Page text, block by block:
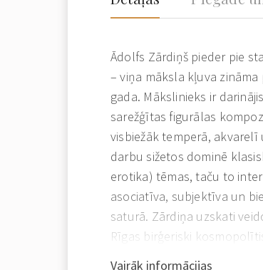
Ādolfs Zārdiņš pieder pie
– viņa māksla kļuva
gada. Mākslinieks ir
sarežģītas figurālas
visbiežāk temperā,
darbu sižetos dominē
erotika) tēmas, taču to
asociatīva, subjektīva un
saturā. Zārdiņa uzskati
Rīgas birģeriski
Vairāk informācijas